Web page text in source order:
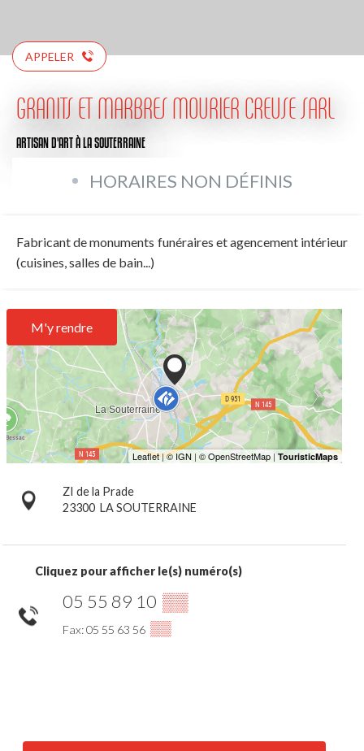
APPELER
GRANITS ET MARBRES MOURIER CREUSE SARL
ARTISAN D'ARTÀ LA SOUTERRAINE
HORAIRES NON DÉFINIS
Fabricant de monuments funéraires et agencement intérieur
(cuisines, salles de bain...)
M'y rendre
ZI de la Prade
23300 LA SOUTERRAINE
Cliquez pour afficher le(s) numéro(s)
05 55 89 10 ▒▒
Fax: 05 55 63 56 ▒▒